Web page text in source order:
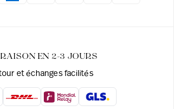
EN 2-3 JOURS
et échanges facilités